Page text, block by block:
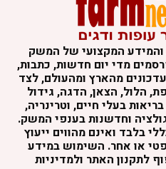
המקצועי של המשק
מדי יום חדשות, כתבות,
מהארץ ומהעולם, לצד
הלול, הצאן, הדגה, גידול
בעלי חיים, וטרינריה,
וחדשנות בענפי המשק.
בלבד ואינם מהווים ייעוץ
או אחר. השימוש במידע
לתקנון האתר ולמדיניות